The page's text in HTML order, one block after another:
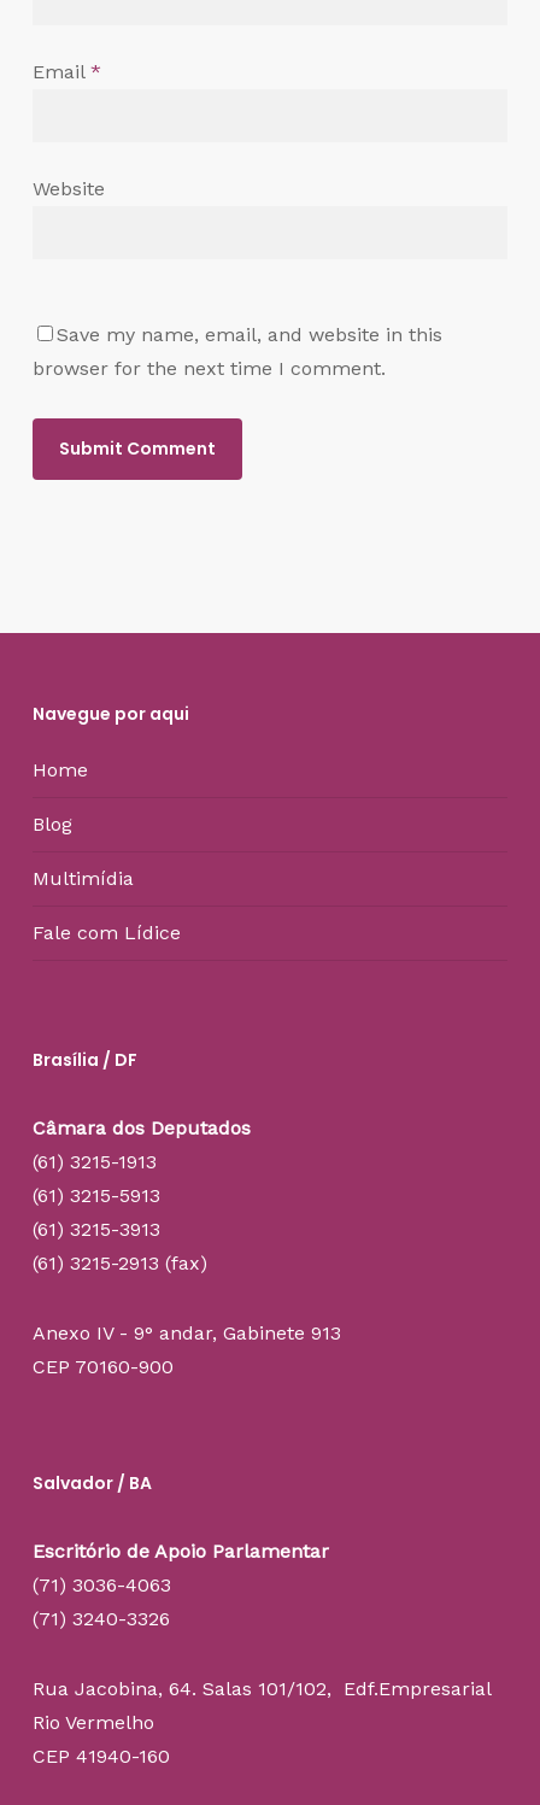
Email *
Website
Save my name, email, and website in this
browser for the next time I comment.
Navegue por aqui
Home
Blog
Multimídia
Fale com Lídice
Brasília / DF
Câmara dos Deputados
(61) 3215-1913
(61) 3215-5913
(61) 3215-3913
(61) 3215-2913 (fax)
Anexo IV - 9° andar, Gabinete 913
CEP 70160-900
Salvador / BA
Escritório de Apoio Parlamentar
(71) 3036-4063
(71) 3240-3326
Rua Jacobina, 64. Salas 101/102, Edf.Empresarial
Rio Vermelho
CEP 41940-160